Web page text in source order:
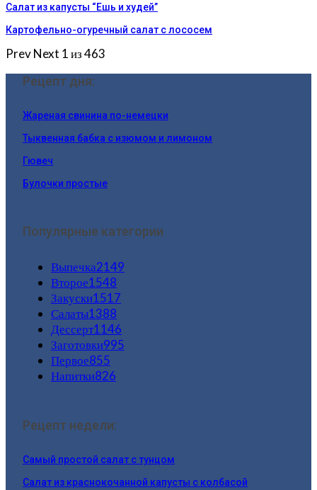
Салат из капусты “Ешь и худей”
Картофельно-огуречный салат с лососем
PrevNext 1 из 463
Рецепт дня:
Жареная свинина по-немецки
Тыквенная бабка с изюмом и лимоном
Гювеч
Булочки простые
Популярные категории
Выпечка2149
Второе1548
Закуски1517
Салаты1388
Дессерт1146
Заготовки995
Первое855
Напитки826
Рецепт недели:
Самый простой салат с тунцом
Салат из краснокочанной капусты с колбасой